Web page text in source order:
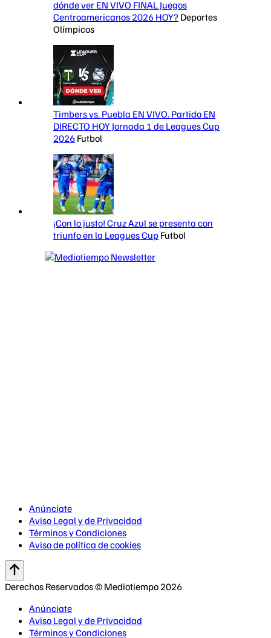
dónde ver EN VIVO FINAL Juegos
Centroamericanos 2026 HOY? Deportes
Olímpicos
Timbers vs. Puebla EN VIVO. Partido EN
DIRECTO HOY Jornada 1 de Leagues Cup
2026 Futbol
¡Con lo justo! Cruz Azul se presenta con
triunfo en la Leagues Cup Futbol
Anúnciate
Aviso Legal y de Privacidad
Términos y Condiciones
Aviso de política de cookies
Derechos Reservados © Mediotiempo 2026
Anúnciate
Aviso Legal y de Privacidad
Términos y Condiciones